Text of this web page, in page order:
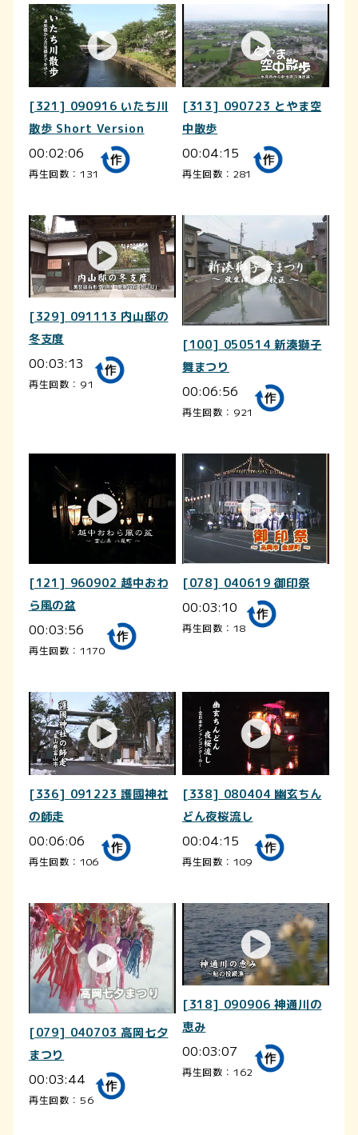
[321] 090916 いたち川
散歩 Short Version
00:02:06
再生回数：131
[313] 090723 とやま空
中散歩
00:04:15
再生回数：281
[329] 091113 内山邸の
冬支度
00:03:13
再生回数：91
[100] 050514 新湊獅子
舞まつり
00:06:56
再生回数：921
[121] 960902 越中おわ
ら風の盆
00:03:56
再生回数：1170
[078] 040619 御印祭
00:03:10
再生回数：18
[336] 091223 護國神社
の師走
00:06:06
再生回数：106
[338] 080404 幽玄ちん
どん夜桜流し
00:04:15
再生回数：109
[079] 040703 高岡七夕
まつり
00:03:44
再生回数：56
[318] 090906 神通川の
恵み
00:03:07
再生回数：162